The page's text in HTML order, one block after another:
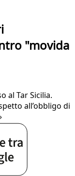
"movida
al Tar Sicilia.
all’obbligo di